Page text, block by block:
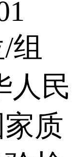
组
人民
质